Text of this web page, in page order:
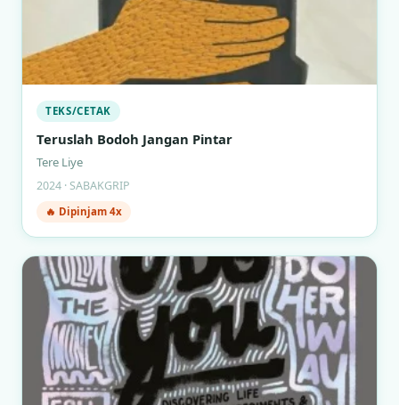
TEKS/CETAK
Teruslah Bodoh Jangan Pintar
Tere Liye
2024 · SABAKGRIP
🔥 Dipinjam 4x